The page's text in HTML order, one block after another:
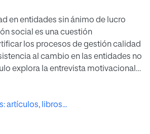
en entidades sin ánimo de lucro
social es una cuestión
los procesos de gestión calidad
al cambio en las entidades no
explora la entrevista motivacional
en las asociaciones de Fibrosis
por una
cualitativo utilizando entrevistas
artículos, libros...